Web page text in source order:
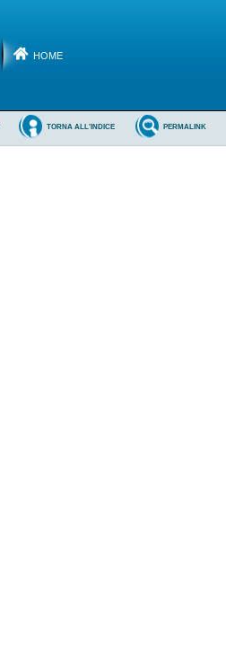
HOME
PERMALINK
TORNA ALL'INDICE